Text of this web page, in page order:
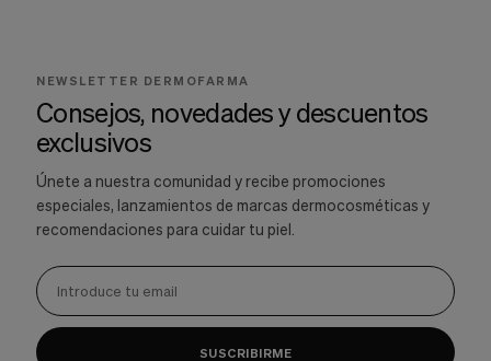
NEWSLETTER DERMOFARMA
Consejos, novedades y descuentos
exclusivos
Únete a nuestra comunidad y recibe promociones
especiales, lanzamientos de marcas dermocosméticas y
recomendaciones para cuidar tu piel.
SUSCRIBIRME